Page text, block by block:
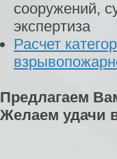
сооружений,
экспертиза
Расчет
Предлагаем
Желаем удачи